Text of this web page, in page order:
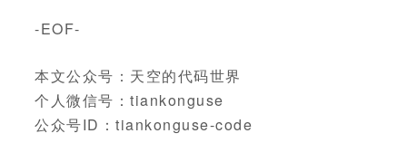
-EOF-
本文公众号：天空的代码世界
个人微信号：tiankonguse
公众号ID：tiankonguse-code